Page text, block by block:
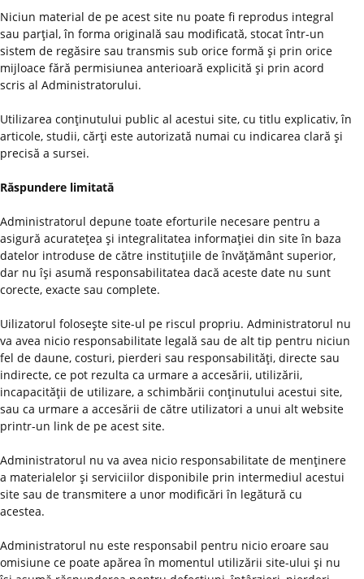
Niciun material de pe acest site nu poate fi reprodus integral
sau parţial, în forma originală sau modificată, stocat într-un
sistem de regăsire sau transmis sub orice formă şi prin orice
mijloace fără permisiunea anterioară explicită şi prin acord
scris al Administratorului.
Utilizarea conţinutului public al acestui site, cu titlu explicativ, în
articole, studii, cărţi este autorizată numai cu indicarea clară şi
precisă a sursei.
Răspundere limitată
Administratorul depune toate eforturile necesare pentru a
asigură acurateţea şi integralitatea informaţiei din site în baza
datelor introduse de către instituţiile de învăţământ superior,
dar nu îşi asumă responsabilitatea dacă aceste date nu sunt
corecte, exacte sau complete.
Uilizatorul foloseşte site-ul pe riscul propriu. Administratorul nu
va avea nicio responsabilitate legală sau de alt tip pentru niciun
fel de daune, costuri, pierderi sau responsabilităţi, directe sau
indirecte, ce pot rezulta ca urmare a accesării, utilizării,
incapacităţii de utilizare, a schimbării conţinutului acestui site,
sau ca urmare a accesării de către utilizatori a unui alt website
printr-un link de pe acest site.
Administratorul nu va avea nicio responsabilitate de menţinere
a materialelor şi serviciilor disponibile prin intermediul acestui
site sau de transmitere a unor modificări în legătură cu
acestea.
Administratorul nu este responsabil pentru nicio eroare sau
omisiune ce poate apărea în momentul utilizării site-ului şi nu